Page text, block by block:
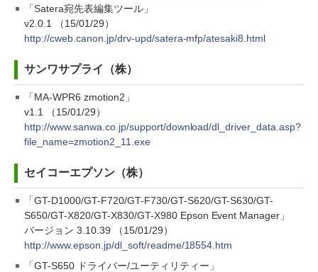
「Satera宛先表編集ツール」
v2.0.1 （15/01/29）
http://cweb.canon.jp/drv-upd/satera-mfp/atesaki8.html
サンワサプライ（株）
「MA-WPR6 zmotion2」
v1.1 （15/01/29）
http://www.sanwa.co.jp/support/download/dl_driver_data.asp?
file_name=zmotion2_11.exe
セイコーエプソン（株）
「GT-D1000/GT-F720/GT-F730/GT-S620/GT-S630/GT-
S650/GT-X820/GT-X830/GT-X980 Epson Event Manager」
バージョン 3.10.39 （15/01/29）
http://www.epson.jp/dl_soft/readme/18554.htm
「GT-S650 ドライバー/ユーティリティー」